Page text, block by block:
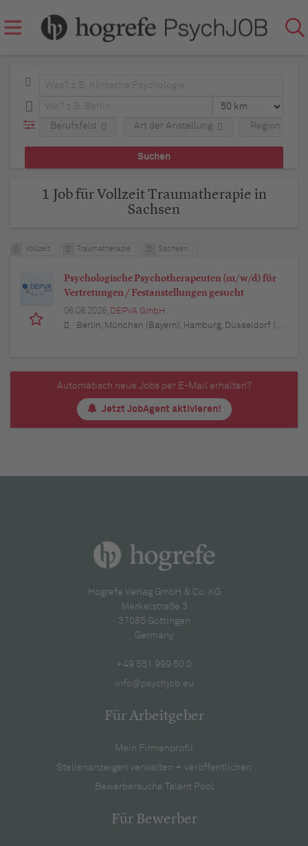
Berufsfeld Art der Anstellung Region
1 Job für Vollzeit Traumatherapie in
Sachsen
Vollzeit Traumatherapie Sachsen
Psychologische Psychotherapeuten (m/w/d) für
Vertretungen / Festanstellungen gesucht
06.08.2026, DEPVA GmbH
Berlin, München (Bayern), Hamburg, Düsseldorf (Nordrhein-Westfalen), Köln (Nordrhein-Westfalen), Essen (Nordrhein-Westfalen), Dortmund (Nordrhein-Westfalen), Stuttgart (Baden-Württemberg), Heilbronn (Baden-Württemberg), Hannover (Niedersachsen), Rostock (Mecklenburg-Vorpommern), Kiel (Schleswig-Holstein), Augsburg (Bayern), Nürnberg (Bayern), Frankfurt am Main (Hessen), Bremen, Schwerin (Mecklenburg-Vorpommern), Mainz (Rheinland-Pfalz), Saarbrücken (Saarland), Dresden (Sachsen), Magdeburg (Sachsen-Anhalt), Potsdam (Brandenburg), Erfurt (Thüringen), Würzburg (Bayern), Heilbronn (Baden-Württemberg), Leipzig (Sachsen)
Automatisch neue Jobs per E-Mail erhalten?
Jetzt JobAgent aktivieren!
Hogrefe Verlag GmbH & Co. KG
Merkelstraße 3
37085 Göttingen
Germany
+49 551 999 50 0
info@psychjob.eu
Für Arbeitgeber
Mein Firmenprofil
Stellenanzeigen verwalten + veröffentlichen
Bewerbersuche Talent Pool
Für Bewerber